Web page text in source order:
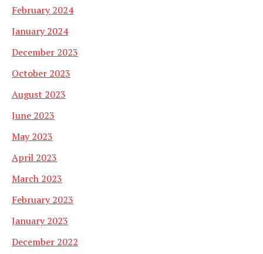
February 2024
January 2024
December 2023
October 2023
August 2023
June 2023
May 2023
April 2023
March 2023
February 2023
January 2023
December 2022